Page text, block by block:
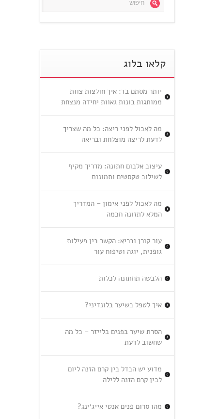
קלאו בלוג
יותר מסתם בד: איך חולצות צוות
ממותגות בונות גאוות יחידה מנצחת
מה לאכול לפני ריצה: כל מה שצריך
לדעת לריצה מוצלחת ובריאה
עיצוב אלבום חתונה: מדריך מקיף
לשילוב טקסטים ותמונות
מה לאכול לפני אימון – המדריך
המלא לתזונה חכמה
עור קורן ובריא: הקשר בין פעילות
גופנית, יוגה וטיפוח עור
הלבשה תחתונה לכלות
איך לטפל בשיער בלונדיני?
הסרת שיער בפנים בלייזר – כל מה
שחשוב לדעת
מדוע יש הבדל בין קרם הזנה ליום
לבין קרם הזנה ללילה
מהו סרום פנים אנטי אייג׳ינג?